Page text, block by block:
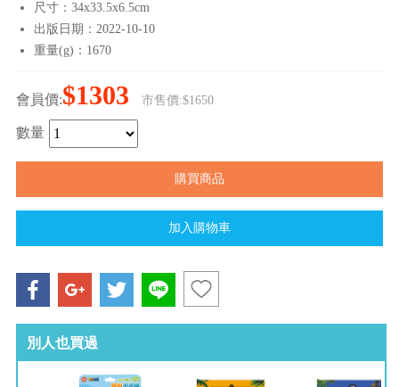
尺寸：34x33.5x6.5cm
出版日期：2022-10-10
重量(g)：1670
會員價:$1303 市售價:$1650
數量
別人也買過